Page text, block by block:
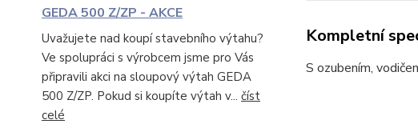
GEDA 500 Z/ZP - AKCE
Uvažujete nad koupí stavebního výtahu?
Ve spolupráci s výrobcem jsme pro Vás
připravili akci na sloupový výtah GEDA
500 Z/ZP. Pokud si koupíte výtah v... číst
celé
Kompletní
S ozubením,